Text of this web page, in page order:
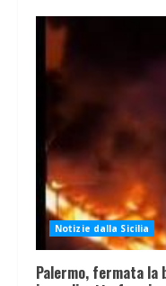
Notizie dalla Sicilia
Palermo, fermata la